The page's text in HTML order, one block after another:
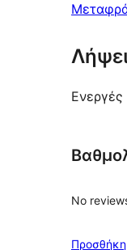
Ενεργές
No
Προσθήκη